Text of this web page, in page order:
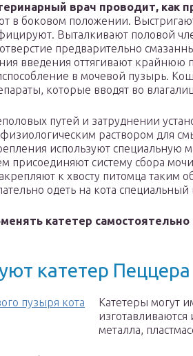
врач проводит, как
в боковом положении.
Выталкивают половой
предварительно
введения оттягивают крайнюю
в мочевой пузырь.
которые вводят во
путей и затруднении
раствором для
используют
присоединяют систему сбора
к хвосту питомца таким
одеть на кота специальный
катетер самостоятельно
катетер Пеццера
пузыря кота
Катетеры могут
металла,